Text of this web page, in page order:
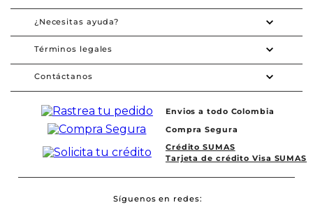
¿Necesitas ayuda?
Términos legales
Contáctanos
Envios a todo Colombia
Compra Segura
Crédito SUMAS
Tarjeta de crédito Visa SUMAS
Síguenos en redes